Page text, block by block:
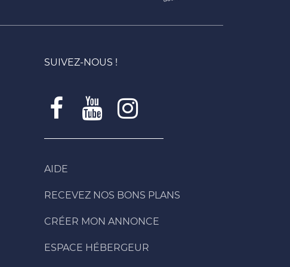
SUIVEZ-NOUS !
AIDE
RECEVEZ NOS BONS PLANS
CRÉER MON ANNONCE
ESPACE HÉBERGEUR